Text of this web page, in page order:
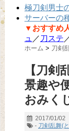
極刀剣男士
サーバーの
▼おすすめ
ュ ／ 刀ステ
ホーム > 刀剣
【刀剣
景趣や
おみく
2017/01/02
- 刀剣乱舞(